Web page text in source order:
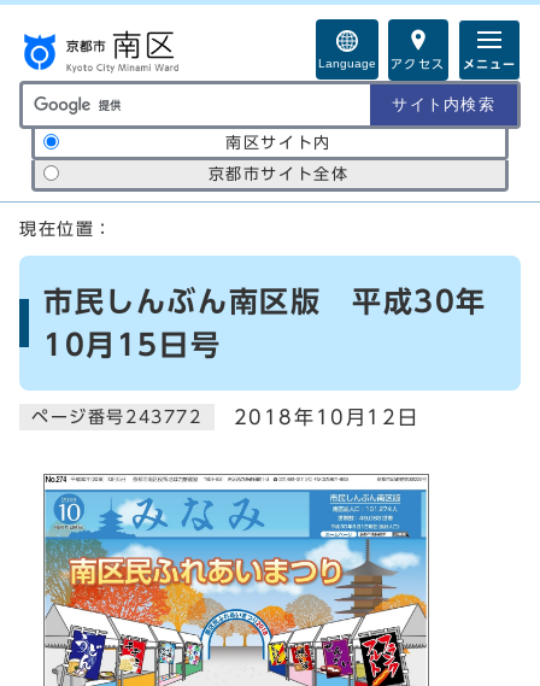
Language アクセス メニュー
サイト内検索の範囲
南区サイト内
京都市サイト全体
ここから本文です
現在位置：
市民しんぶん南区版 平成30年
10月15日号
ページ番号243772 2018年10月12日